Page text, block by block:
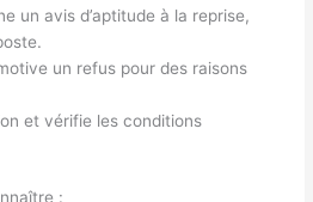
un avis d’aptitude à la reprise,
un refus pour des raisons
et vérifie les conditions
: